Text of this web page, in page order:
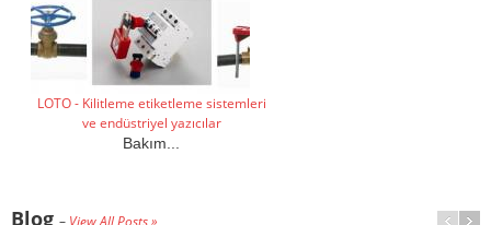
LOTO - Kilitleme etiketleme sistemleri
ve endüstriyel yazıcılar
Bakım...
Blog